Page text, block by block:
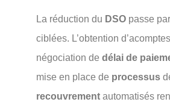
La réduction du DSO passe
ciblées. L’obtention
négociation de délai de
mise en place de processus
recouvrement automatisés